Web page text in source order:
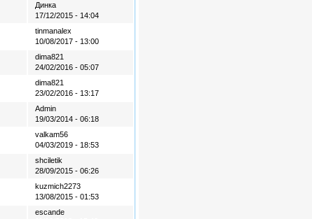
Динка
17/12/2015 - 14:04
tinmanalex
10/08/2017 - 13:00
dima821
24/02/2016 - 05:07
dima821
23/02/2016 - 13:17
Admin
19/03/2014 - 06:18
valkam56
04/03/2019 - 18:53
shciletik
28/09/2015 - 06:26
kuzmich2273
13/08/2015 - 01:53
escande